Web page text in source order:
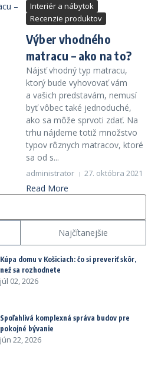
Interiér a nábytok
Recenzie produktov
Výber vhodného
matracu – ako na to?
Nájsť vhodný typ matracu,
ktorý bude vyhovovať vám
a vašich predstavám, nemusí
byť vôbec také jednoduché,
ako sa môže sprvoti zdať. Na
trhu nájdeme totiž množstvo
typov rôznych matracov, ktoré
sa od s...
administrator 27. októbra 2021
Read More
Najčítanejšie
Kúpa domu v Košiciach: čo si preveriť skôr,
než sa rozhodnete
júl 02, 2026
Spoľahlivá komplexná správa budov pre
pokojné bývanie
jún 22, 2026